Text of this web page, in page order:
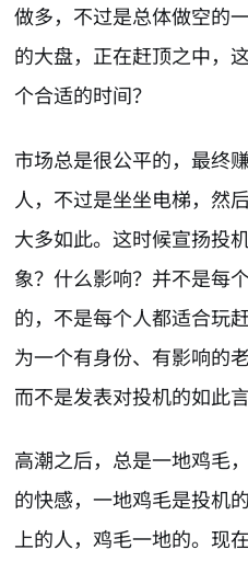
做多，不过是总体做空的
的大盘，正在赶顶之中，
个合适的时间？
市场总是很公平的，最终
人，不过是坐坐电梯，然
大多如此。这时候宣扬投
象？什么影响？并不是每
的，不是每个人都适合玩
为一个有身份、有影响的
而不是发表对投机的如此言
高潮之后，总是一地鸡毛
的快感，一地鸡毛是投机
上的人，鸡毛一地的。现